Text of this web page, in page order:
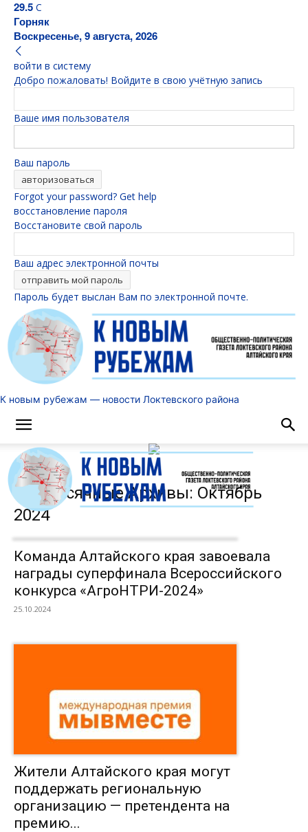
29.5 C
Горняк
Воскресенье, 9 августа, 2026
войти в систему
Добро пожаловать! Войдите в свою учётную запись
Ваше имя пользователя
Ваш пароль
Forgot your password? Get help
восстановление пароля
Восстановите свой пароль
Ваш адрес электронной почты
Пароль будет выслан Вам по электронной почте.
К новым рубежам — новости Локтевского района
Ежемесячные Архивы: Октябрь
2024
Команда Алтайского края завоевала
награды суперфинала Всероссийского
конкурса «АгроНТРИ-2024»
25.10.2024
Жители Алтайского края могут
поддержать региональную
организацию — претендента на
премию...